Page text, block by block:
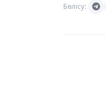
Бөлісу: